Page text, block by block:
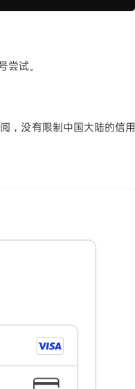
试。
，没有限制中国大陆的信用